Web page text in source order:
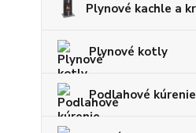
Plynové kachle a
Plynové kotly
Podlahové kúrenie